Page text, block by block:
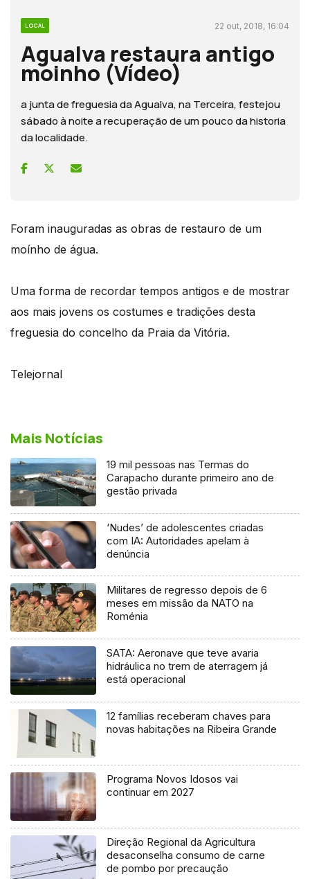
LOCAL 22 out, 2018, 16:04
Agualva restaura antigo
moinho (Vídeo)
a junta de freguesia da Agualva, na Terceira, festejou
sábado à noite a recuperação de um pouco da historia
da localidade.
Foram inauguradas as obras de restauro de um
moínho de água.
Uma forma de recordar tempos antigos e de mostrar
aos mais jovens os costumes e tradições desta
freguesia do concelho da Praia da Vitória.
Telejornal
Mais Notícias
19 mil pessoas nas Termas do
Carapacho durante primeiro ano de
gestão privada
‘Nudes’ de adolescentes criadas
com IA: Autoridades apelam à
denúncia
Militares de regresso depois de 6
meses em missão da NATO na
Roménia
SATA: Aeronave que teve avaria
hidráulica no trem de aterragem já
está operacional
12 famílias receberam chaves para
novas habitações na Ribeira Grande
Programa Novos Idosos vai
continuar em 2027
Direção Regional da Agricultura
desaconselha consumo de carne
de pombo por precaução